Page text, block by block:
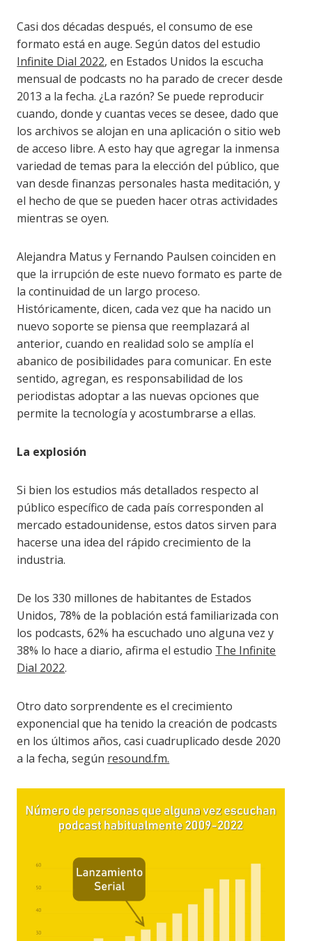
Casi dos décadas después, el consumo de ese
formato está en auge. Según datos del estudio
Infinite Dial 2022, en Estados Unidos la escucha
mensual de podcasts no ha parado de crecer desde
2013 a la fecha. ¿La razón? Se puede reproducir
cuando, donde y cuantas veces se desee, dado que
los archivos se alojan en una aplicación o sitio web
de acceso libre. A esto hay que agregar la inmensa
variedad de temas para la elección del público, que
van desde finanzas personales hasta meditación, y
el hecho de que se pueden hacer otras actividades
mientras se oyen.
Alejandra Matus y Fernando Paulsen coinciden en
que la irrupción de este nuevo formato es parte de
la continuidad de un largo proceso.
Históricamente, dicen, cada vez que ha nacido un
nuevo soporte se piensa que reemplazará al
anterior, cuando en realidad solo se amplía el
abanico de posibilidades para comunicar. En este
sentido, agregan, es responsabilidad de los
periodistas adoptar a las nuevas opciones que
permite la tecnología y acostumbrarse a ellas.
La explosión
Si bien los estudios más detallados respecto al
público específico de cada país corresponden al
mercado estadounidense, estos datos sirven para
hacerse una idea del rápido crecimiento de la
industria.
De los 330 millones de habitantes de Estados
Unidos, 78% de la población está familiarizada con
los podcasts, 62% ha escuchado uno alguna vez y
38% lo hace a diario, afirma el estudio The Infinite
Dial 2022.
Otro dato sorprendente es el crecimiento
exponencial que ha tenido la creación de podcasts
en los últimos años, casi cuadruplicado desde 2020
a la fecha, según resound.fm.